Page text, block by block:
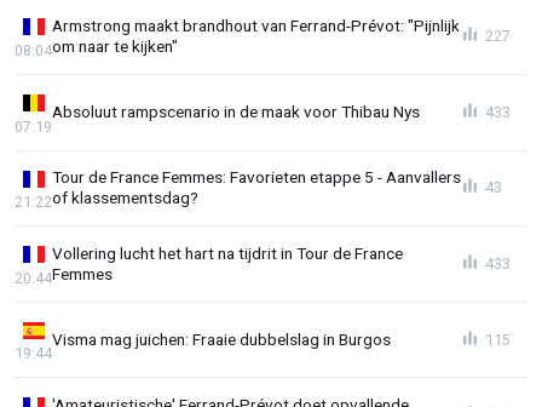
Armstrong maakt brandhout van Ferrand-Prévot: "Pijnlijk
om naar te kijken"
08:04
227
Absoluut rampscenario in de maak voor Thibau Nys
07:19
433
Tour de France Femmes: Favorieten etappe 5 - Aanvallers
of klassementsdag?
21:22
43
Vollering lucht het hart na tijdrit in Tour de France
Femmes
20:44
433
Visma mag juichen: Fraaie dubbelslag in Burgos
19:44
115